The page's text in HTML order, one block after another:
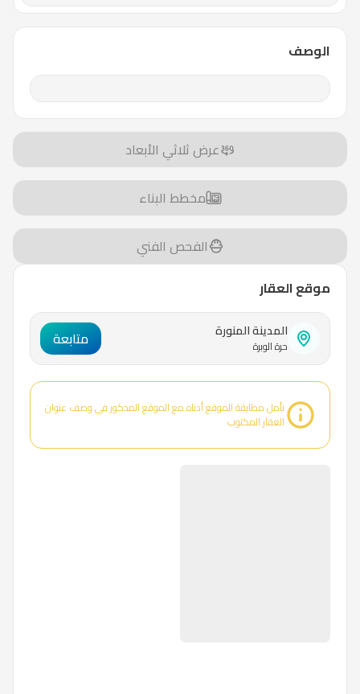
الوصف
عرض ثلاثي الأبعاد
مخطط البناء
الفحص الفني
موقع العقار
المدينة المنورة
حرة الوبرة متابعة
نأمل مطابقة الموقع أدناه مع الموقع المذكور في وصف عنوان
العقار المكتوب